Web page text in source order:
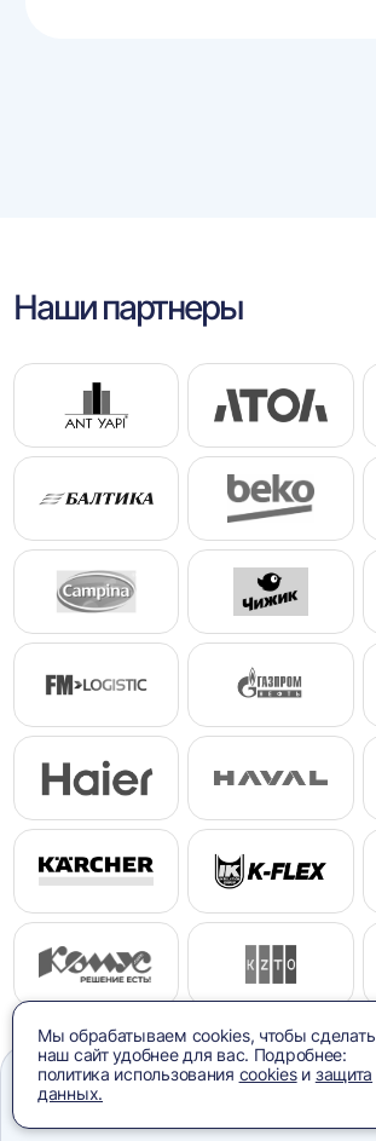
Наши партнеры
ПРИМЕНИТЬ
ЗАКРЫТЬ
ЗАКРЫТЬ
ЗАКРЫТЬ
Мы обрабатываем cookies, чтобы сделать
наш сайт удобнее для вас. Подробнее:
политика использования cookiesи защита
данных.